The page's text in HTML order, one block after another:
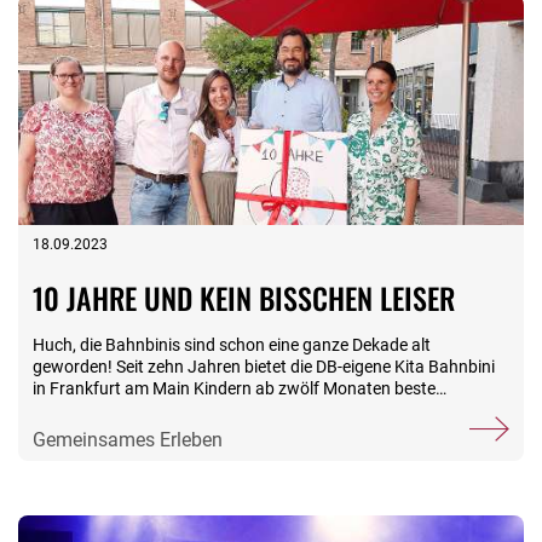
18.09.2023
10 JAHRE UND KEIN BISSCHEN LEISER
Huch, die Bahnbinis sind schon eine ganze Dekade alt
geworden! Seit zehn Jahren bietet die DB-eigene Kita Bahnbini
in Frankfurt am Main Kindern ab zwölf Monaten beste
beschäftigten Eltern die Sicherheit einer professionellen
ging die Sause mit Begrüßungsworten der Kitaleiterin Sophie
Gemeinsames Erleben